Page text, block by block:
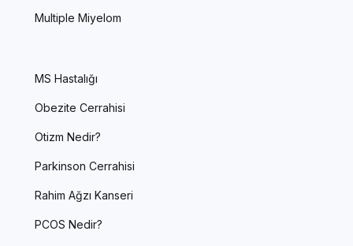
Multiple Miyelom
MS Hastalığı
Obezite Cerrahisi
Otizm Nedir?
Parkinson Cerrahisi
Rahim Ağzı Kanseri
PCOS Nedir?